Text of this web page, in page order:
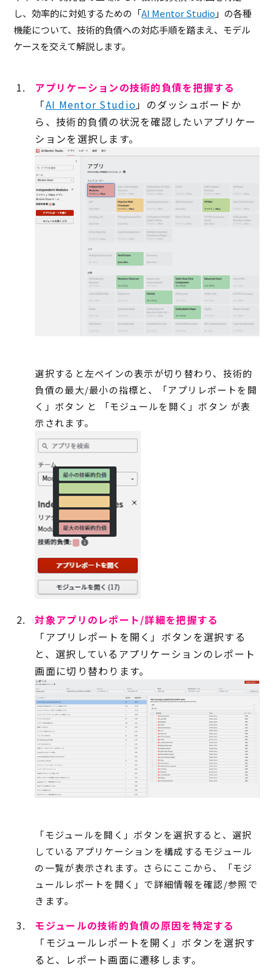
し、効率的に対処するための「AI Mentor Studio 」の各種
機能について、技術的負債への対応手順を踏まえ、モデル
ケースを交えて解説します。
アプリケーションの技術的負債を把握する
「AI Mentor Studio 」のダッシュボードか
ら、技術的負債の状況を確認したいアプリケー
ションを選択します。
選択すると左ペインの表示が切り替わり、技術的
負債の最大/最小の指標と、「アプリレポートを開
く」ボタン と 「モジュールを開く」ボタン が表
示されます。
対象アプリのレポート/詳細を把握する
「アプリレポートを開く」ボタンを選択する
と、選択しているアプリケーションのレポート
画面に切り替わります。
「モジュールを開く」ボタンを選択すると、選択
しているアプリケーションを構成するモジュール
の一覧が表示されます。さらにここから、「モジ
ュールレポートを開く」で詳細情報を確認/参照で
きます。
モジュールの技術的負債の原因を特定する
「モジュールレポートを開く」ボタンを選択す
ると、レポート画面に遷移します。